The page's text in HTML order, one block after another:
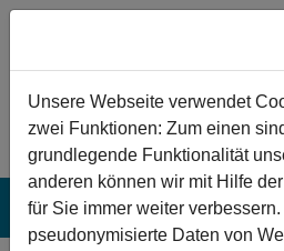
Zum Hauptinhalt springen
Unsere Webseite verwendet
zwei Funktionen: Zum einen
grundlegende Funktionalität
anderen können wir mit Hilfe
für Sie immer weiter
pseudonymisierte Daten von